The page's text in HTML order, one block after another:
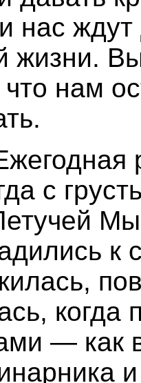
нас
жизни.
нам
с
к
когда
— как